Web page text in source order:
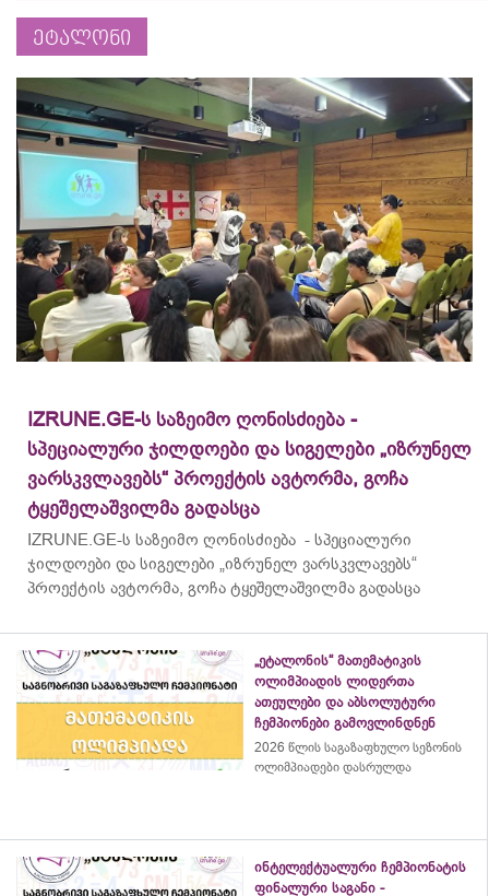
ეტალონი
IZRUNE.GE-ს საზეიმო ღონისძიება -
სპეციალური ჯილდოები და სიგელები „იზრუნელ
ვარსკვლავებს“ პროექტის ავტორმა, გოჩა
ტყეშელაშვილმა გადასცა
IZRUNE.GE-ს საზეიმო ღონისძიება - სპეციალური
ჯილდოები და სიგელები „იზრუნელ ვარსკვლავებს“
პროექტის ავტორმა, გოჩა ტყეშელაშვილმა გადასცა
„ეტალონის“ მათემატიკის
ოლიმპიადის ლიდერთა
ათეულები და აბსოლუტური
ჩემპიონები გამოვლინდნენ
2026 წლის საგაზაფხულო სეზონის
ოლიმპიადები დასრულდა
ინტელექტუალური ჩემპიონატის
ფინალური საგანი -